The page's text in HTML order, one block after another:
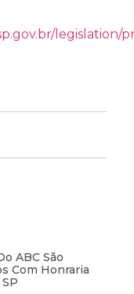
legislation/
ABC São
Com Honraria